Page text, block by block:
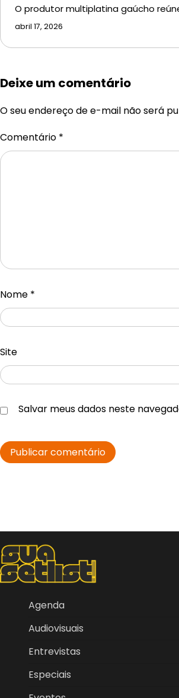
O produtor multiplatina gaúcho
abril 17, 2026
Deixe um comentário
O seu endereço de e-mail não será
Comentário *
Nome *
Site
Salvar meus dados neste
Agenda
Audiovisuais
Entrevistas
Especiais